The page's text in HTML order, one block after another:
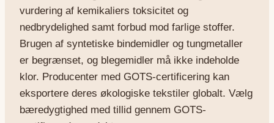
vurdering af kemikaliers toksicitet og
nedbrydelighed samt forbud mod farlige stoffer.
Brugen af syntetiske bindemidler og tungmetaller
er begrænset, og blegemidler må ikke indeholde
klor. Producenter med GOTS-certificering kan
eksportere deres økologiske tekstiler globalt. Vælg
bæredygtighed med tillid gennem GOTS-